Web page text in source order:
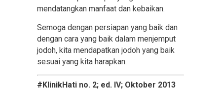
mendatangkan manfaat dan kebaikan.
Semoga dengan persiapan yang baik dan
dengan cara yang baik dalam menjemput
jodoh, kita mendapatkan jodoh yang baik
sesuai yang kita harapkan.
#KlinikHati no. 2; ed. IV; Oktober 2013